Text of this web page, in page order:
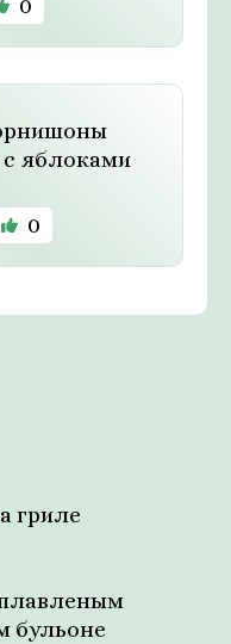
0
с яблоками
0
гриле
бульоне